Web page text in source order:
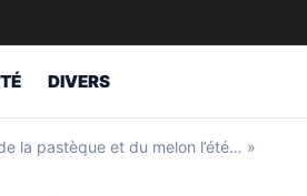
DIVERS
la pastèque et du melon l’été… »